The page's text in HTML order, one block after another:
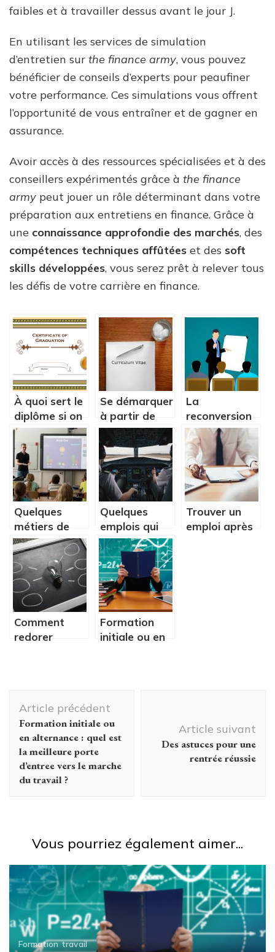
faibles et à travailler dessus avant le jour J.
En utilisant les services de simulation
d’entretien sur the finance army, vous pouvez
bénéficier de conseils d’experts pour peaufiner
votre performance. Ces simulations vous offrent
l’opportunité de vous entraîner et de gagner en
assurance.
Avoir accès à des ressources spécialisées et à des
conseillers expérimentés grâce à the finance
army peut jouer un rôle déterminant dans votre
préparation aux entretiens en finance. Grâce à
une connaissance approfondie des marchés, des
compétences techniques affûtées et des soft
skills développées, vous serez prêt à relever tous
les défis de votre carrière en finance.
À quoi sert le
diplôme si on
peut trouver
de l’argent
facilement ?
Se démarquer
à partir de
son CV
La
reconversion
professionnelle,
qu’est-ce que
c’est ?
Quelques
métiers de
l’éducation
Quelques
emplois qui
vous
permettent
de voyager
Trouver un
emploi après
Comment
redorer
Formation
initiale ou en
d’entree vers
le marche du
travail ?
d'article
Article précédent
Formation initiale ou
en alternance : quel est
la meilleure porte
d’entree vers le marche
du travail ?
Article suivant
Des astuces pour une
rentrée réussie
Vous pourriez également aimer...
Formation travail